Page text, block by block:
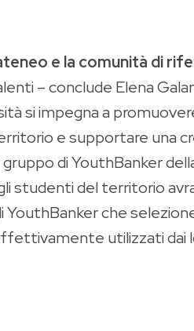
e la comunità di
– conclude Elena
si impegna a
e supportare una
di YouthBanker
studenti del territorio
che
utilizzati dai